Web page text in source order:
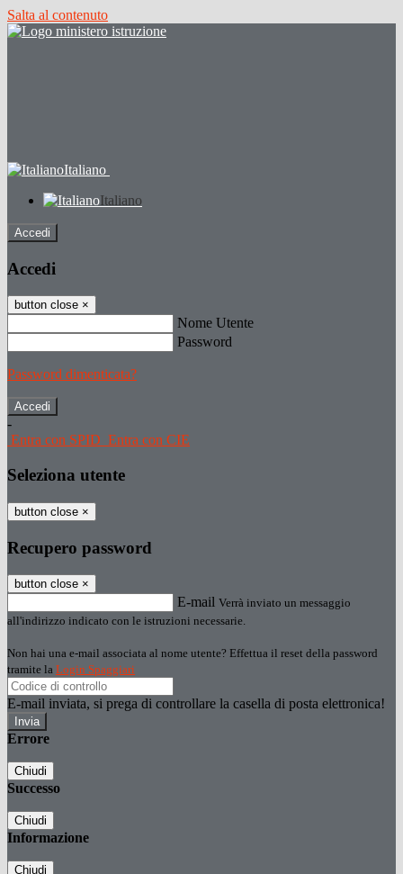
Salta al contenuto
Italiano
Italiano
Accedi
Accedi
button close ×
Nome Utente
Password
Password dimenticata?
-
Entra con SPID Entra con CIE
Seleziona utente
button close ×
Recupero password
button close ×
E-mail Verrà inviato un messaggio
all'indirizzo indicato con le istruzioni necessarie.
Non hai una e-mail associata al nome utente? Effettua il reset della password
tramite la Login Spaggiari
E-mail inviata, si prega di controllare la casella di posta elettronica!
Errore
Chiudi
Successo
Chiudi
Informazione
Chiudi